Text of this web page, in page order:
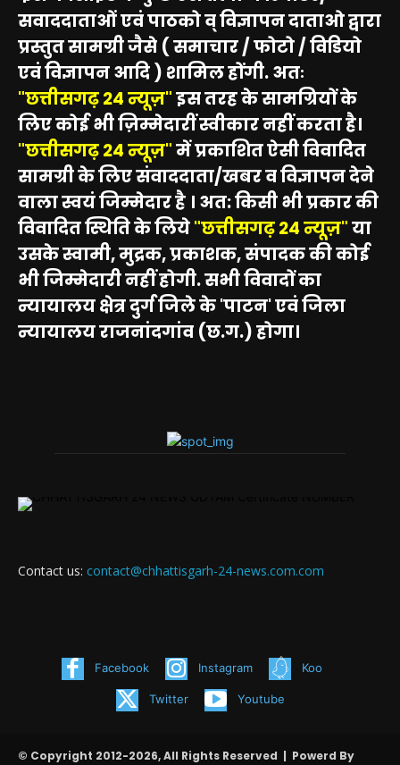
सवाददाताओं एवं पाठको व् विज्ञापन दाताओ द्वारा
प्रस्तुत सामग्री जैसे ( समाचार / फोटो / विडियो
एवं विज्ञापन आदि ) शामिल होंगी. अतः
"छत्तीसगढ़ 24 न्यूज़"इस तरह के सामग्रियों के
लिए कोई भी ज़िम्मेदारीं स्वीकार नहीं करता है।
"छत्तीसगढ़ 24 न्यूज़"में प्रकाशित ऐसी विवादित
सामग्री के लिए संवाददाता/खबर व विज्ञापन देने
वाला स्वयं जिम्मेदार है । अत: किसी भी प्रकार की
विवादित स्थिति के लिये"छत्तीसगढ़ 24 न्यूज़"या
उसके स्वामी, मुद्रक, प्रकाशक, संपादक की कोई
भी जिम्मेदारी नहीं होगी. सभी विवादों का
न्यायालय क्षेत्र दुर्ग जिले के 'पाटन' एवं जिला
न्यायालय राजनांदगांव (छ.ग.) होगा।
Contact us: contact@chhattisgarh-24-news.com.com
Facebook Instagram Koo
Twitter Youtube
© Copyright 2012-2026, All Rights Reserved | Powerd By